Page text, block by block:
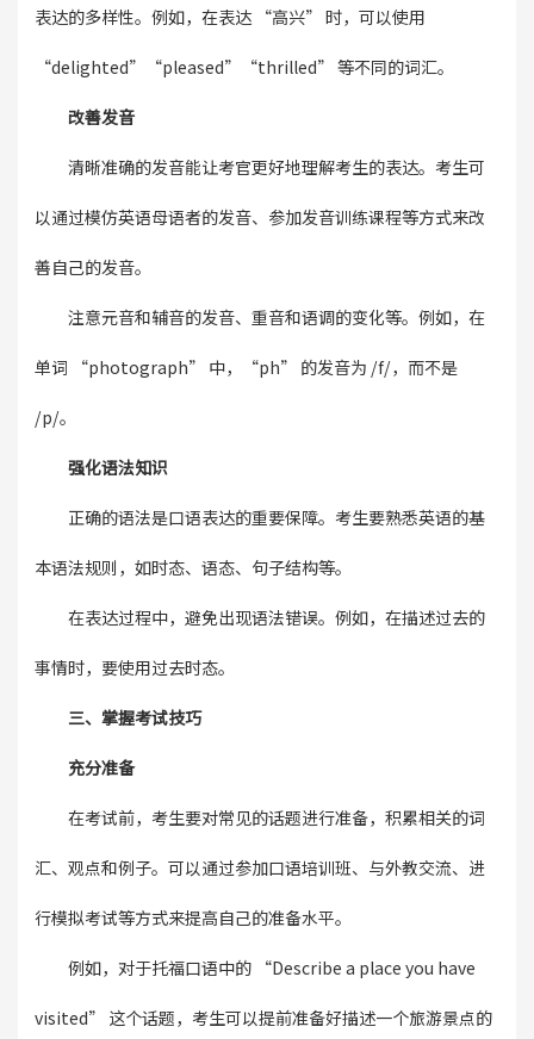
表达的多样性。例如，在表达 “高兴” 时，可以使用
“delighted”“pleased”“thrilled” 等不同的词汇。
改善发音
清晰准确的发音能让考官更好地理解考生的表达。考生可
以通过模仿英语母语者的发音、参加发音训练课程等方式来改
善自己的发音。
注意元音和辅音的发音、重音和语调的变化等。例如，在
单词 “photograph” 中，“ph” 的发音为 /f/，而不是
/p/。
强化语法知识
正确的语法是口语表达的重要保障。考生要熟悉英语的基
本语法规则，如时态、语态、句子结构等。
在表达过程中，避免出现语法错误。例如，在描述过去的
事情时，要使用过去时态。
三、掌握考试技巧
充分准备
在考试前，考生要对常见的话题进行准备，积累相关的词
汇、观点和例子。可以通过参加口语培训班、与外教交流、进
行模拟考试等方式来提高自己的准备水平。
例如，对于托福口语中的 “Describe a place you have
visited” 这个话题，考生可以提前准备好描述一个旅游景点的